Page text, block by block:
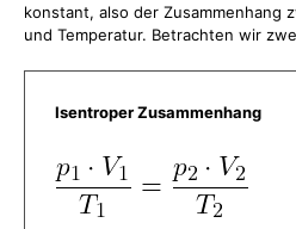
konstant, also der Zusammenhang
und Temperatur. Betrachten wir
Isentroper Zusammenhang